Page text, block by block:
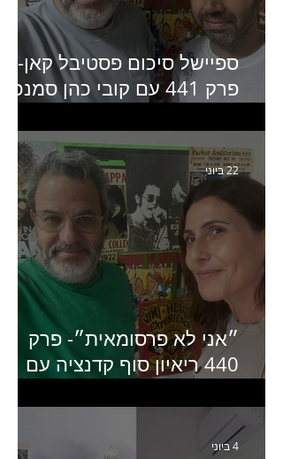
ספיישל סיכום פסטיבל קאן-
פרק 441 עם קובי כהן
״אני לא פרסומאית״- פרק
440 ריאיון סוף קדנציה עם
מנכ״לית באומן בר ריבנאי
22 ביוני
4 ביוני